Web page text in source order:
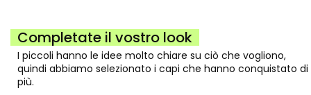
Completate il vostro look
I piccoli hanno le idee molto chiare su ciò che vogliono,
quindi abbiamo selezionato i capi che hanno conquistato di
più.